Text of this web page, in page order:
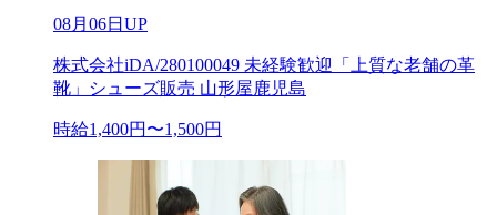
08月06日UP
株式会社iDA/280100049 未経験歓迎「上質な老舗の革
靴」シューズ販売 山形屋鹿児島
時給1,400円〜1,500円